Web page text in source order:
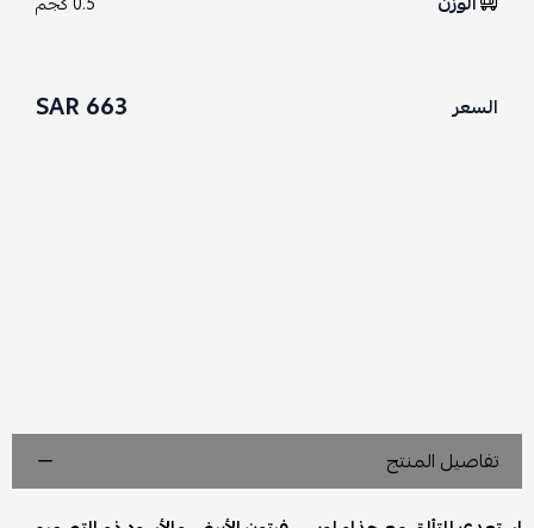
السعر 663 SAR
تفاصيل المنتج